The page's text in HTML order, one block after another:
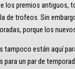
los premios antiguos,
de trofeos. Sin
porque los
tampoco están aquí
para un par de